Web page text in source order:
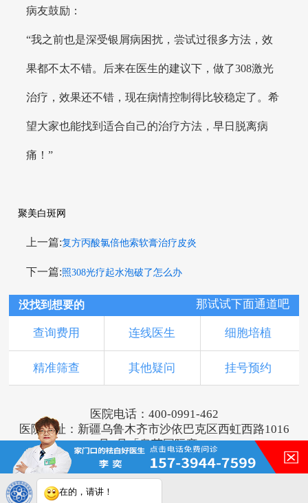
病友鼓励：
“我之前也是深受银屑病困扰，尝试过很多方法，效
果都不太不错。后来在医生的建议下，做了308激光
治疗，效果还不错，现在病情控制得比较稳定了。希
望大家也能找到适合自己的治疗方法，早日脱离病
痛！”
聚美白斑网
上一篇:复方丙酸氯倍他索软膏治疗皮炎
下一篇:照308光疗起水泡破了怎么办
没找到想要的 那试试下面通道吧
查询费用 连线医生 细胞培植
精准筛查 其他疑问 挂号预约
医院电话：400-0991-462
医院地址：新疆乌鲁木齐市沙依巴克区西虹西路1016
号1号「奥莱国际旁」
版权所有：乌鲁木齐新军都皮肤病医院
新ICP备16001749号-2
注：本网站信息仅供参考，不能作为诊断及医疗依
在的，请讲！